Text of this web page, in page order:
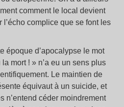
comment le local devient
complice que se font les
époque d’apocalypse le mot
mort ! » n’a eu un sens plus
Le maintien de
équivaut à un suicide, et
n’entend céder moindrement